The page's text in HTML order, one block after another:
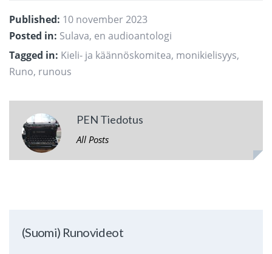
Published: 10 november 2023
Posted in: Sulava, en audioantologi
Tagged in: Kieli- ja käännöskomitea, monikielisyys,
Runo, runous
PEN Tiedotus
All Posts
(Suomi) Runovideot